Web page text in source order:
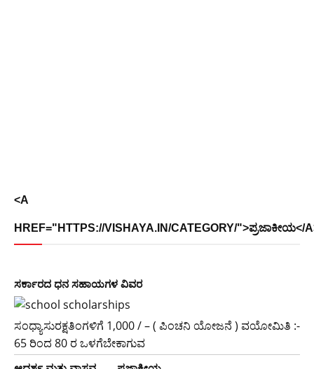
<A
HREF="HTTPS://VISHAYA.IN/CATEGORY/">ಪ್ರಜಾಕೀಯ</
ಸರ್ಕಾರದ​ ​ಧನ ಸಹಾಯಗಳ ವಿವರ
ಸಂಧ್ಯಾಸುರಕ್ಷತಿಂಗಳಿಗೆ 1,000 / – ( ಪಿಂಚನಿ ಯೋಜನೆ ) ವಯೋಮಿತಿ :-
65 ರಿಂದ 80 ರ ಒಳಗೆಬೇಕಾಗುವ